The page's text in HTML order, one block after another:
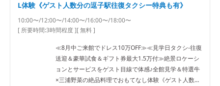
L体験《ゲスト人数分の逗子駅往復タクシー特典も有》
10:00〜/12:00〜/14:00〜/16:00〜/18:00〜
[ 所要時間:3時間程度][ 無料 ]
≪8月中ご来館でドレス10万OFF≫≪見学日タクシ-往復
送迎＆豪華試食＆ギフト券最大1.5万付≫絶景ロケーシ
ョンとサービスをゲスト目線で体感♪全館見学＆特選牛
×三浦野菜の絶品料理でおもてなし体験《ゲスト人数分